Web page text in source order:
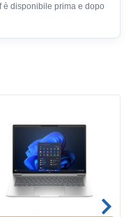
è disponibile prima e dopo